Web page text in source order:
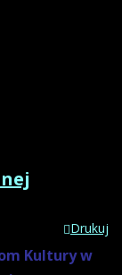
Drukuj
Kultury w